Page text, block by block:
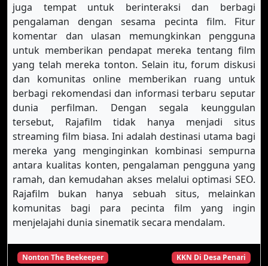
juga tempat untuk berinteraksi dan berbagi
pengalaman dengan sesama pecinta film. Fitur
komentar dan ulasan memungkinkan pengguna
untuk memberikan pendapat mereka tentang film
yang telah mereka tonton. Selain itu, forum diskusi
dan komunitas online memberikan ruang untuk
berbagi rekomendasi dan informasi terbaru seputar
dunia perfilman. Dengan segala keunggulan
tersebut, Rajafilm tidak hanya menjadi situs
streaming film biasa. Ini adalah destinasi utama bagi
mereka yang menginginkan kombinasi sempurna
antara kualitas konten, pengalaman pengguna yang
ramah, dan kemudahan akses melalui optimasi SEO.
Rajafilm bukan hanya sebuah situs, melainkan
komunitas bagi para pecinta film yang ingin
menjelajahi dunia sinematik secara mendalam.
Nonton The Beekeeper
KKN Di Desa Penari